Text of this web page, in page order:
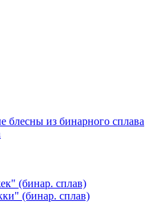
блесны из бинарного сплава
(бинар. сплав)
(бинар. сплав)